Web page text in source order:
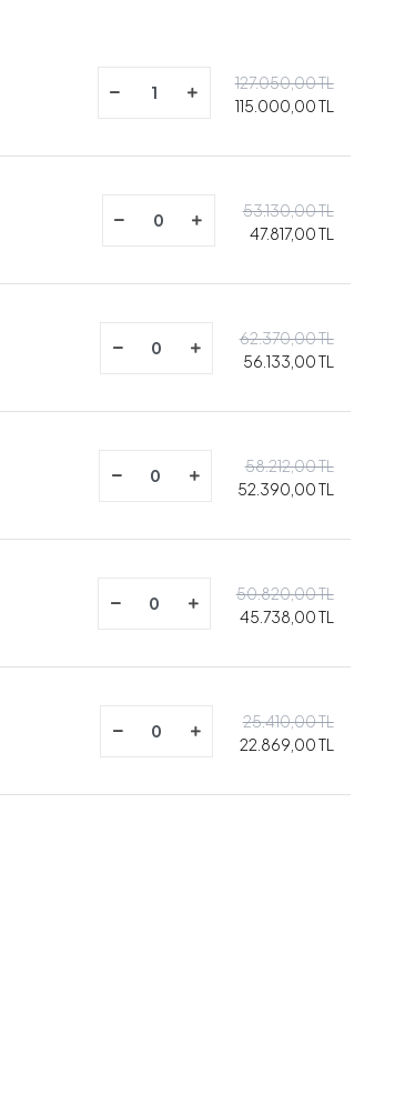
127.050,00 TL
115.000,00 TL
53.130,00 TL
47.817,00 TL
62.370,00 TL
56.133,00 TL
58.212,00 TL
52.390,00 TL
50.820,00 TL
45.738,00 TL
25.410,00 TL
22.869,00 TL